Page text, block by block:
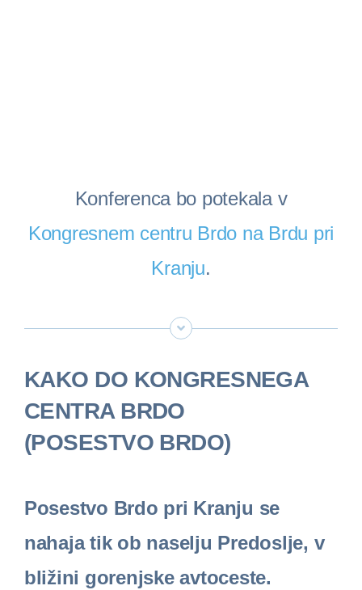
Konferenca bo potekala v
Kongresnem centru Brdo na Brdu pri
Kranju.
KAKO DO KONGRESNEGA
CENTRA BRDO
(POSESTVO BRDO)
Posestvo Brdo pri Kranju se
nahaja tik ob naselju Predoslje, v
bližini gorenjske avtoceste.